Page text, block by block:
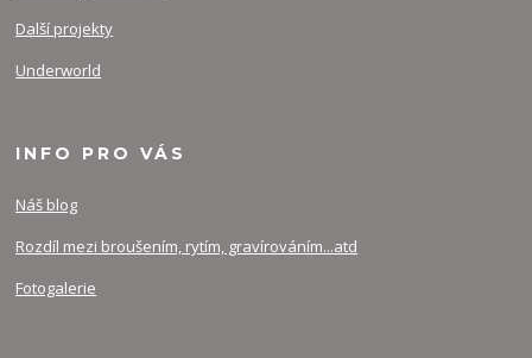
Další projekty
Underworld
INFO PRO VÁS
Náš blog
Rozdíl mezi broušením, rytím, gravírováním...atd
Fotogalerie